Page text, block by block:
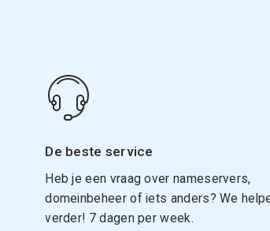
De beste service
Heb je een vraag over nameservers,
domeinbeheer of iets anders? We
verder! 7 dagen per week.